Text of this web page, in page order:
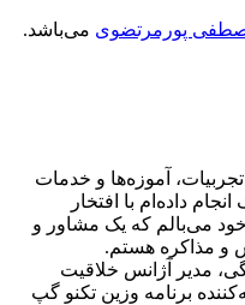
پورمرتضوی می‌باشد.
آموزه‌ها و خدمات
داده‌ام با افتخار
می‌بالم که یک مشاور و
و مذاکره هستم.
مدیر آژانس خلاقیت
برنامه وزین تکنو گپ